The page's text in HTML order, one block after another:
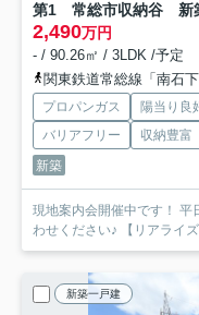
第1 常総市収納谷 新
2,490万円
- / 90.26㎡ / 3LDK /予定
関東鉄道常総線「南石
プロパンガス 陽当り良
バリアフリー
収納豊富
新築
現地案内会開催中です！ 平日のご見
わせください♪ 【
新築一戸建